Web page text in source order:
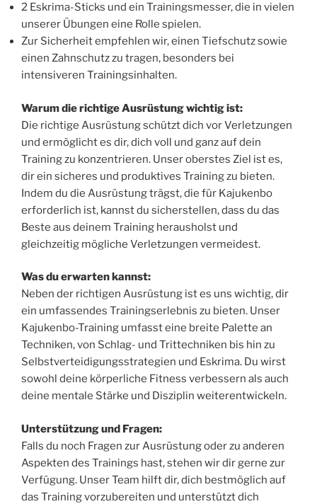
2 Eskrima-Sticks und ein Trainingsmesser, die in vielen
unserer Übungen eine Rolle spielen.
Zur Sicherheit empfehlen wir, einen Tiefschutz sowie
einen Zahnschutz zu tragen, besonders bei
intensiveren Trainingsinhalten.
Warum die richtige Ausrüstung wichtig ist:
Die richtige Ausrüstung schützt dich vor Verletzungen
und ermöglicht es dir, dich voll und ganz auf dein
Training zu konzentrieren. Unser oberstes Ziel ist es,
dir ein sicheres und produktives Training zu bieten.
Indem du die Ausrüstung trägst, die für Kajukenbo
erforderlich ist, kannst du sicherstellen, dass du das
Beste aus deinem Training herausholst und
gleichzeitig mögliche Verletzungen vermeidest.
Was du erwarten kannst:
Neben der richtigen Ausrüstung ist es uns wichtig, dir
ein umfassendes Trainingserlebnis zu bieten. Unser
Kajukenbo-Training umfasst eine breite Palette an
Techniken, von Schlag- und Trittechniken bis hin zu
Selbstverteidigungsstrategien und Eskrima. Du wirst
sowohl deine körperliche Fitness verbessern als auch
deine mentale Stärke und Disziplin weiterentwickeln.
Unterstützung und Fragen:
Falls du noch Fragen zur Ausrüstung oder zu anderen
Aspekten des Trainings hast, stehen wir dir gerne zur
Verfügung. Unser Team hilft dir, dich bestmöglich auf
das Training vorzubereiten und unterstützt dich